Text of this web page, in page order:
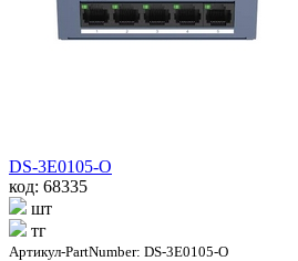
DS-3E0105-O
код: 68335
шт
тг
Артикул-PartNumber: DS-3E0105-O